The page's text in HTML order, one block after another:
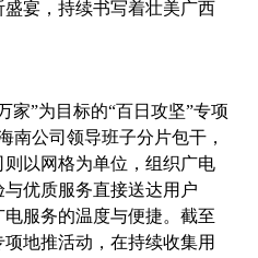
宴，持续书写着壮美广西
家”为目标的“百日攻坚”专项
南公司领导班子分片包干，
以网格为单位，组织广电
优质服务直接送达用户
服务的温度与便捷。截至
地推活动，在持续收集用